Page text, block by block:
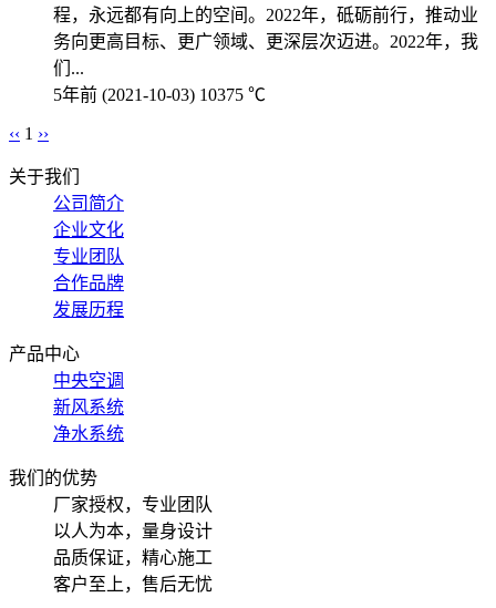
程，永远都有向上的空间。2022年，砥砺前行，推动业
务向更高目标、更广领域、更深层次迈进。2022年，我
们...
5年前 (2021-10-03) 10375 ℃
‹‹ 1 ››
关于我们
公司简介
企业文化
专业团队
合作品牌
发展历程
产品中心
中央空调
新风系统
净水系统
我们的优势
厂家授权，专业团队
以人为本，量身设计
品质保证，精心施工
客户至上，售后无忧